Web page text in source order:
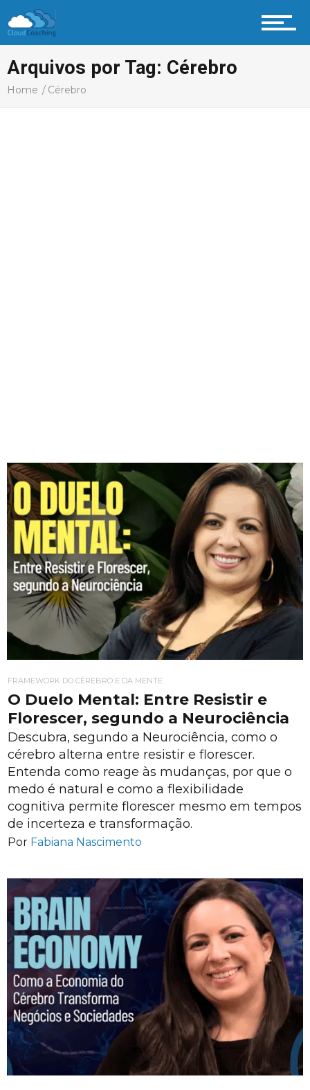
Profissional Coach
Arquivos por Tag: Cérebro
Home Cérebro
FRAMEWORK DO CÉREBRO E DA MENTE
O Duelo Mental: Entre Resistir e
Florescer, segundo a Neurociência
Descubra, segundo a Neurociência, como o
cérebro alterna entre resistir e florescer.
Entenda como reage às mudanças, por que o
medo é natural e como a flexibilidade
cognitiva permite florescer mesmo em tempos
de incerteza e transformação.
Por Fabiana Nascimento